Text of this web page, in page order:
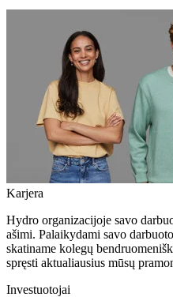
Karjera
Hydro organizacijoje savo
ašimi. Palaikydami savo
skatiname kolegų
spręsti aktualiausius mūsų
Investuotojai